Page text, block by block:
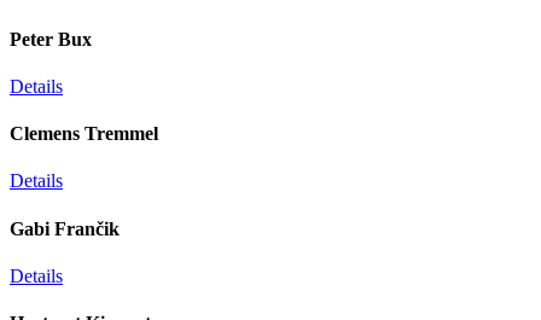
Peter Bux
Details
Clemens Tremmel
Details
Gabi Frančik
Details